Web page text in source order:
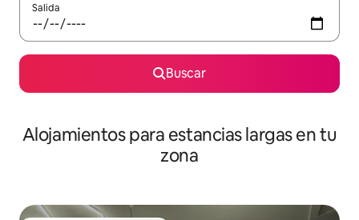
Salida
Buscar
Alojamientos para estancias largas en tu
zona